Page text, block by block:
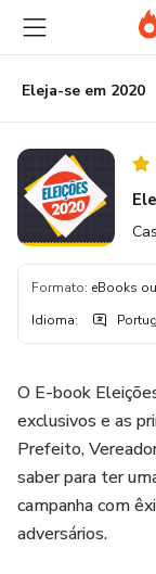
para
conteúdo
principal
para
pagamento
para
rodapé
Eleja-se em 2020
Formato: eBooks
Idioma:
O E-book
exclusivos e as
Prefeito,
saber para ter
campanha com
adversários.